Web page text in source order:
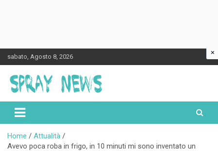
to
content
sabato, Agosto 8, 2026
Spraynews.it
Home
Attualità
Avevo poca roba in frigo, in 10 minuti mi sono inventato un
×